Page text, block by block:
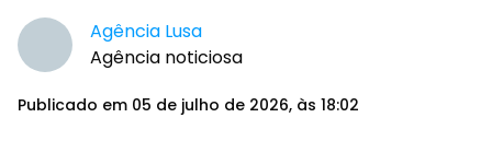
Agência Lusa
Agência noticiosa
Publicado em 05 de julho de 2026, às 18:02